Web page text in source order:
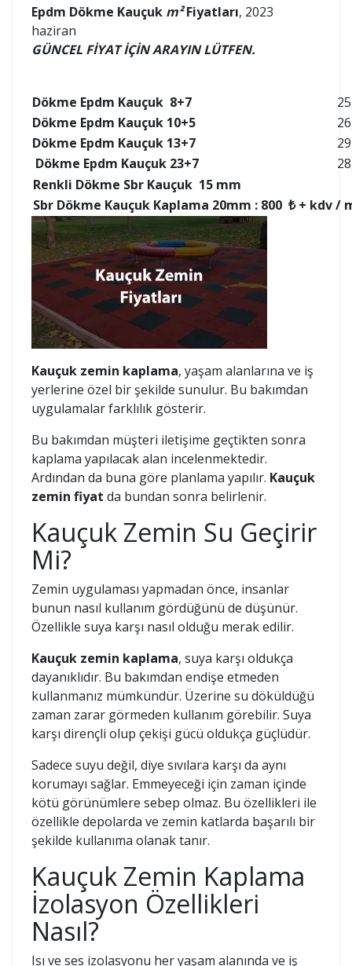
Epdm Dökme Kauçuk m²Fiyatları, 2023
haziran
GÜNCEL FİYAT İÇİN ARAYIN LÜTFEN.
Dökme Epdm Kauçuk 8+7
Dökme Epdm Kauçuk 10+5
Dökme Epdm Kauçuk 13+7
Dökme Epdm Kauçuk 23+7
Renkli Dökme Sbr Kauçuk 15 mm
Sbr Dökme Kauçuk Kaplama 20mm : 800 ₺ + kdv /
Kauçuk zemin kaplama, yaşam alanlarına ve iş
yerlerine özel bir şekilde sunulur. Bu bakımdan
uygulamalar farklılık gösterir.
Bu bakımdan müşteri iletişime geçtikten sonra
kaplama yapılacak alan incelenmektedir.
Ardından da buna göre planlama yapılır. Kauçuk
zemin fiyat da bundan sonra belirlenir.
Kauçuk Zemin Su Geçirir
Mi?
Zemin uygulaması yapmadan önce, insanlar
bunun nasıl kullanım gördüğünü de düşünür.
Özellikle suya karşı nasıl olduğu merak edilir.
Kauçuk zemin kaplama, suya karşı oldukça
dayanıklıdır. Bu bakımdan endişe etmeden
kullanmanız mümkündür. Üzerine su döküldüğü
zaman zarar görmeden kullanım görebilir. Suya
karşı dirençli olup çekişi gücü oldukça güçlüdür.
Sadece suyu değil, diye sıvılara karşı da aynı
korumayı sağlar. Emmeyeceği için zaman içinde
kötü görünümlere sebep olmaz. Bu özellikleri ile
özellikle depolarda ve zemin katlarda başarılı bir
şekilde kullanıma olanak tanır.
Kauçuk Zemin Kaplama
İzolasyon Özellikleri
Nasıl?
Isı ve ses izolasyonu her yaşam alanında ve iş